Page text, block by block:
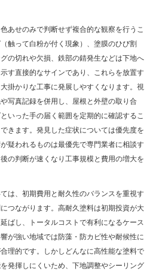
あせのみで判断せず複合的な観察を行うこ
触って白粉が付く現象）、塗膜のひび割
の切れや欠損、鉄部の錆発生などは下地へ
す直接的なサインであり、これらを放置す
掛かりな工事に発展しやすくなります。視
写真記録を併用し、屋根と外壁の取り合
いった手の届く範囲を定期的に確認するこ
きます。発見した症状については優先度を
疑われるものは最優先で専門業者に相談す
の判断が速くなり工事規模と費用の増大を
は、初期費用と耐久性のバランスを重視す
つながります。高耐久塗料は初期投資が大
ばし、トータルコストで有利になるケース
が強い地域では防藻・防カビ性や耐候性に
理的です。しかしどんなに高性能な塗料で
発揮しにくいため、下地調整やシーリング